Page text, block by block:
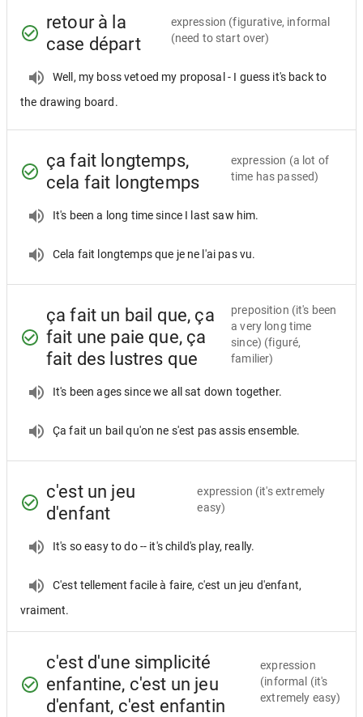
retour à la
case départ
expression (figurative, informal
(need to start over)
Well, my boss vetoed my proposal - I guess it's back to
the drawing board.
ça fait longtemps,
cela fait longtemps
expression (a lot of
time has passed)
It's been a long time since I last saw him.
Cela fait longtemps que je ne l'ai pas vu.
ça fait un bail que, ça
fait une paie que, ça
fait des lustres que
preposition (it's been
a very long time
since) (figuré,
familier)
It's been ages since we all sat down together.
Ça fait un bail qu'on ne s'est pas assis ensemble.
c'est un jeu
d'enfant
expression (it's extremely
easy)
It's so easy to do -- it's child's play, really.
C'est tellement facile à faire, c'est un jeu d'enfant,
vraiment.
c'est d'une simplicité
enfantine, c'est un jeu
d'enfant, c'est enfantin
expression
(informal (it's
extremely easy)